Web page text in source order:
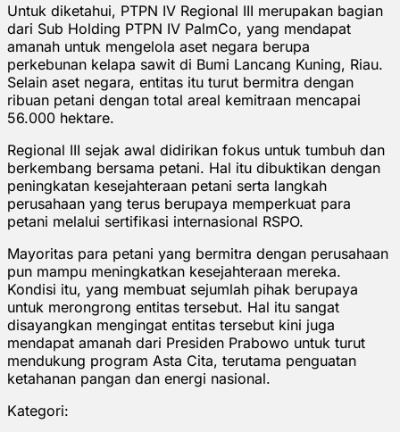
Untuk diketahui, PTPN IV Regional III merupakan bagian
dari Sub Holding PTPN IV PalmCo, yang mendapat
amanah untuk mengelola aset negara berupa
perkebunan kelapa sawit di Bumi Lancang Kuning, Riau.
Selain aset negara, entitas itu turut bermitra dengan
ribuan petani dengan total areal kemitraan mencapai
56.000 hektare.
Regional III sejak awal didirikan fokus untuk tumbuh dan
berkembang bersama petani. Hal itu dibuktikan dengan
peningkatan kesejahteraan petani serta langkah
perusahaan yang terus berupaya memperkuat para
petani melalui sertifikasi internasional RSPO.
Mayoritas para petani yang bermitra dengan perusahaan
pun mampu meningkatkan kesejahteraan mereka.
Kondisi itu, yang membuat sejumlah pihak berupaya
untuk merongrong entitas tersebut. Hal itu sangat
disayangkan mengingat entitas tersebut kini juga
mendapat amanah dari Presiden Prabowo untuk turut
mendukung program Asta Cita, terutama penguatan
ketahanan pangan dan energi nasional.
Kategori: